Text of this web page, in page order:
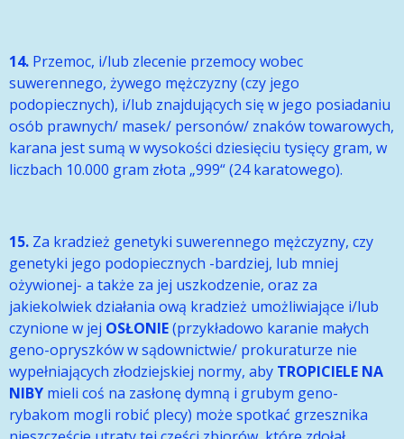
14. Przemoc, i/lub zlecenie przemocy wobec
suwerennego, żywego mężczyzny (czy jego
podopiecznych), i/lub znajdujących się w jego posiadaniu
osób prawnych/ masek/ personów/ znaków towarowych,
karana jest sumą w wysokości dziesięciu tysięcy gram, w
liczbach 10.000 gram złota „999“ (24 karatowego).
15. Za kradzież genetyki suwerennego mężczyzny, czy
genetyki jego podopiecznych -bardziej, lub mniej
ożywionej- a także za jej uszkodzenie, oraz za
jakiekolwiek działania ową kradzież umożliwiające i/lub
czynione w jej OSŁONIE(przykładowo karanie małych
geno-opryszków w sądownictwie/ prokuraturze nie
wypełniających złodziejskiej normy, aby TROPICIELE NA
NIBY mieli coś na zasłonę dymną i grubym geno-
rybakom mogli robić plecy) może spotkać grzesznika